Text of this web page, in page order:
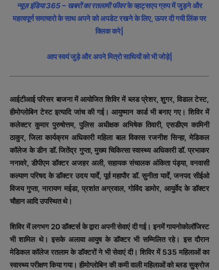
न्यूज़ इंडिया 365 – खबरों का रतलामी फीवरके व्हाट्सएप ग्रुप में जुड़ने और
महत्वपूर्ण समाचारो के साथ अपने को अपडेट रखने के लिए, ऊपर दी गयी लिंक पर
क्लिक करे|
आप स्वयं जुड़े और अपने मित्रो साथियों को भी जोड़े|
आईटीआई परिसर बाजना में आयोजित शिविर में ब्लड प्रेशर, शुगर, विडाल टेस्ट,
हीमोग्लोबिन टेस्ट इत्यादि जांच की गई। आयुष्मान कार्ड भी बनाए गए। शिविर में
कलेक्टर कुमार पुरुषोत्तम, पुलिस अधीक्षक अभिषेक तिवारी, एसडीएम कामिनी
ठाकुर, जिला कार्यक्रम अधिकारी महिला बाल विकास रजनीश सिन्हा, मेडिकल
कॉलेज के डीन डॉ. जितेंद्र गुप्ता, मुख्य चिकित्सा स्वास्थ्य अधिकारी डॉ. प्रभाकर
ननावरे, डीपीएम डॉक्टर अजहर अली, सहायक संचालक अंकिता पंड्या, वनवासी
कल्याण परिषद के डॉक्टर उदय यार्दे, पूर्व महापौर डॉ. सुनीता यार्दे, जनपद सीईओ
विजय गुप्ता, नारायण मईडा, प्रशांत अग्रवाल, गोविंद डामोर, आयुर्वेद के डॉक्टर
चौहान आदि उपस्थित थे।
शिविर में लगभग 20 डॉक्टर्स के द्वारा अपनी सेवाएं दी गई। इनमें गायनोकोलॉजिस्ट
भी शामिल थे। इसके अलावा आयुष के डॉक्टर भी सम्मिलित रहे। इस दौरान
मेडिकल कॉलेज रतलाम के डॉक्टरों ने भी सेवाएं दी। शिविर में 535 महिलाओं का
स्वास्थ्य परीक्षण किया गया। हीमोग्लोबिन की कमी वाली महिलाओं को ब्लड सुक्रोज